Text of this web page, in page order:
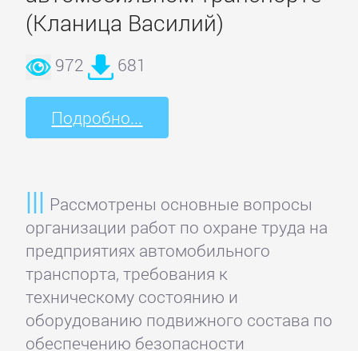
(Кланица Василий)
972 681
Подробно...
Рассмотрены основные вопросы
организации работ по охране труда на
предприятиях автомобильного
транспорта, требования к
техническому состоянию и
оборудованию подвижного состава по
обеспечению безопасности